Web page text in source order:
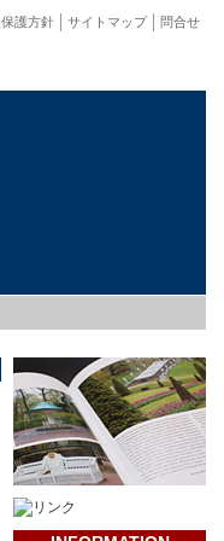
問合せ
サイトマップ
護方針